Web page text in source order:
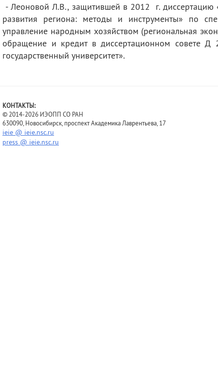
- Леоновой Л.В., защитившей в 2012 г. диссертацию
развития региона: методы и инструменты» по
управление народным хозяйством (региональная
обращение и кредит в диссертационном совете
государственный университет».
КОНТАКТЫ:
© 2014-2026 ИЭОПП СО РАН
630090, Новосибирск, проспект Академика Лаврентьева, 17
ieie @ ieie.nsc.ru
press @ ieie.nsc.ru